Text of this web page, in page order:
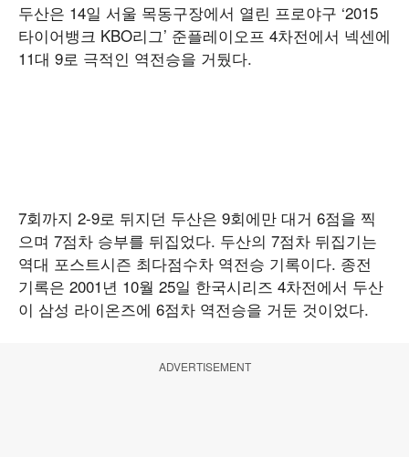
두산은 14일 서울 목동구장에서 열린 프로야구 ‘2015
타이어뱅크 KBO리그’ 준플레이오프 4차전에서 넥센에
11대 9로 극적인 역전승을 거뒀다.
7회까지 2-9로 뒤지던 두산은 9회에만 대거 6점을 찍
으며 7점차 승부를 뒤집었다. 두산의 7점차 뒤집기는
역대 포스트시즌 최다점수차 역전승 기록이다. 종전
기록은 2001년 10월 25일 한국시리즈 4차전에서 두산
이 삼성 라이온즈에 6점차 역전승을 거둔 것이었다.
ADVERTISEMENT